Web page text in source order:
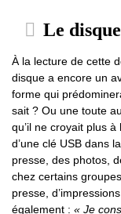
Le
À la lecture de cette
disque a encore un
forme qui
sait ? Ou une toute
qu’il ne croyait plus
d’une clé USB dans
presse, des photos,
chez certains
presse,
également : « Je